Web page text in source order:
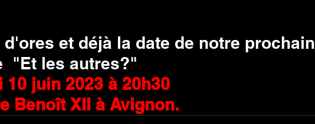
d'ores et déjà la date de notre prochain
"Et les autres?"
10 juin 2023 à 20h30
Benoît XII à Avignon.